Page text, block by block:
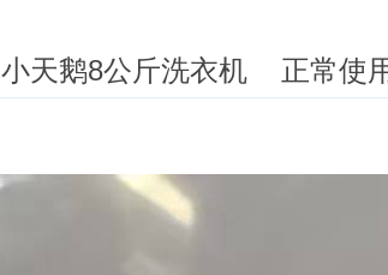
小天鹅8公斤洗衣机 正常